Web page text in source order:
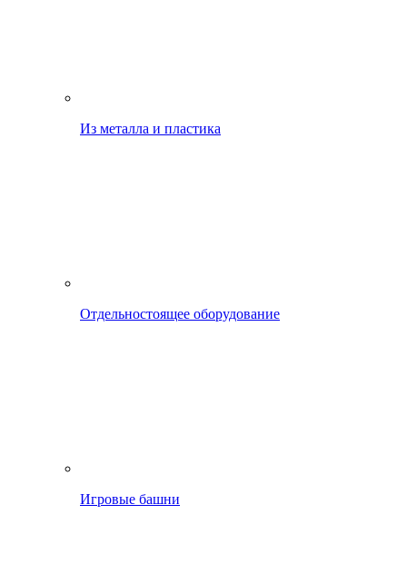
Из металла и пластика
Отдельностоящее оборудование
Игровые башни